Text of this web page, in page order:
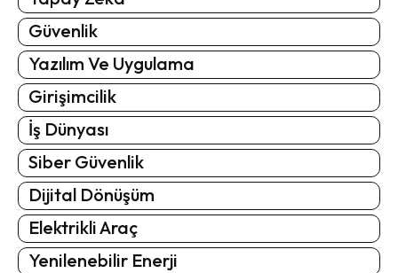
Güvenlik
Yazılım Ve Uygulama
Girişimcilik
İş Dünyası
Siber Güvenlik
Dijital Dönüşüm
Elektrikli Araç
Yenilenebilir Enerji